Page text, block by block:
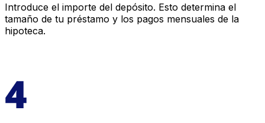
Introduce el importe del depósito. Esto determina el
tamaño de tu préstamo y los pagos mensuales de la
hipoteca.